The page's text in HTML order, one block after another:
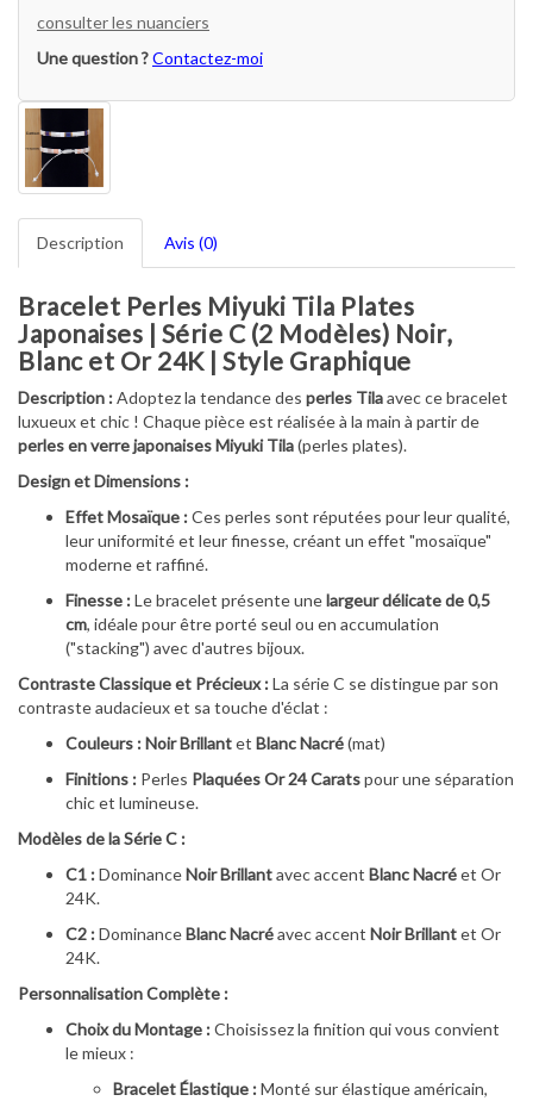
consulter les nuanciers
Une question ?Contactez-moi
Description Avis (0)
Bracelet Perles Miyuki Tila Plates
Japonaises | Série C (2 Modèles) Noir,
Blanc et Or 24K | Style Graphique
Description :Adoptez la tendance des perles Tilaavec ce bracelet
luxueux et chic ! Chaque pièce est réalisée à la main à partir de
perles en verre japonaises Miyuki Tila(perles plates).
Design et Dimensions :
Effet Mosaïque :Ces perles sont réputées pour leur qualité,
leur uniformité et leur finesse, créant un effet "mosaïque"
moderne et raffiné.
Finesse :Le bracelet présente unelargeur délicate de 0,5
cm, idéale pour être porté seul ou en accumulation
("stacking") avec d'autres bijoux.
Contraste Classique et Précieux :La série C se distingue par son
contraste audacieux et sa touche d'éclat :
Couleurs :Noir Brillantet Blanc Nacré(mat)
Finitions : Perles Plaquées Or 24 Caratspour une séparation
chic et lumineuse.
Modèles de la Série C :
C1 :DominanceNoir Brillantavec accent Blanc Nacréet Or
24K.
C2 :DominanceBlanc Nacréavec accent Noir Brillantet Or
24K.
Personnalisation Complète :
Choix du Montage :Choisissez la finition qui vous convient
le mieux :
Bracelet Élastique :Monté sur élastique américain,